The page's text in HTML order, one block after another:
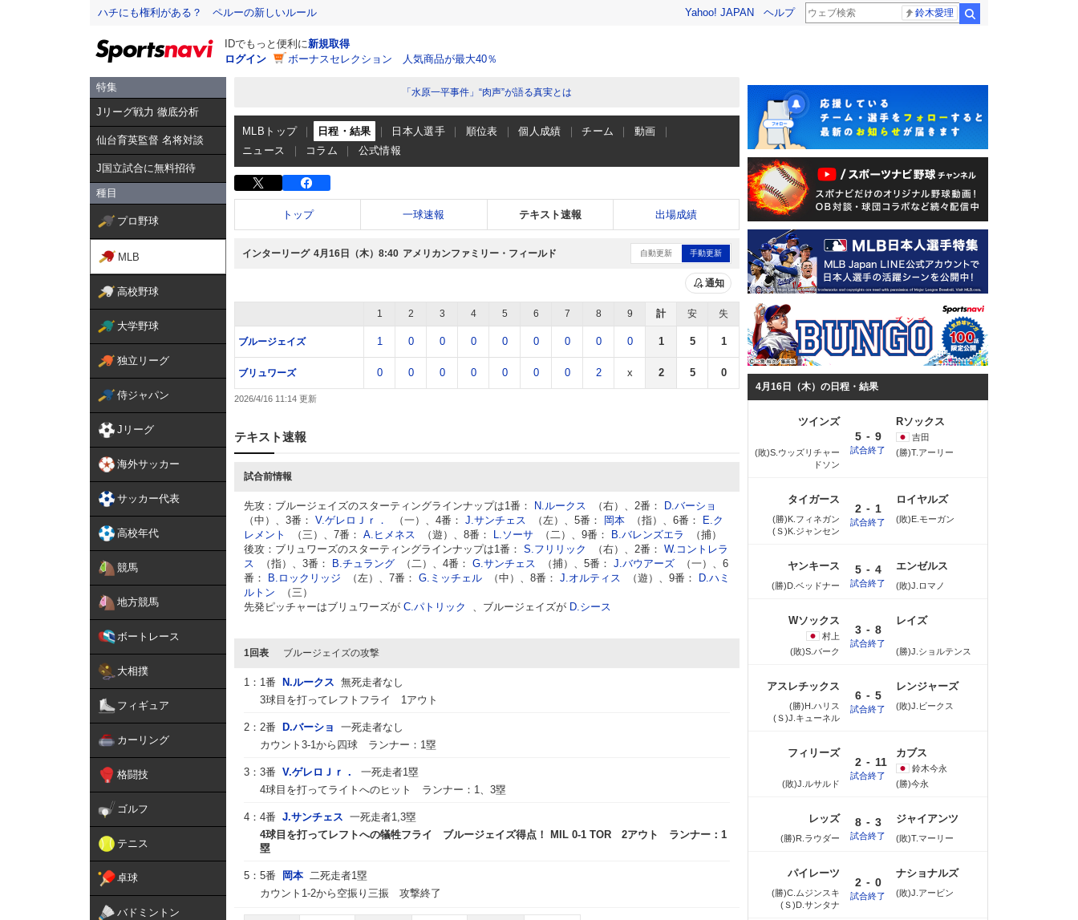
ハチにも権利がある？ ペルーの新しいルール Yahoo! JAPAN ヘルプ 鈴木愛理
IDでもっと便利に新規取得
ログイン
ボーナスセレクション 人気商品が最大40％
特集
Jリーグ戦力 徹底分析
仙台育英監督 名将対談
J国立試合に無料招待
種目
プロ野球
MLB
高校野球
大学野球
独立リーグ
侍ジャパン
Jリーグ
海外サッカー
サッカー代表
高校年代
競馬
地方競馬
ボートレース
大相撲
フィギュア
カーリング
格闘技
ゴルフ
テニス
卓球
バドミントン
「水原一平事件」“肉声”が語る真実とは
MLBトップ 日程・結果 日本人選手 順位表 個人成績 チーム
動画
ニュース
コラム 公式情報
トップ 一球速報 テキスト速報 出場成績
インターリーグ 4月16日（木） 8:40 アメリカンファミリー・フィールド 自動更新 手動更新
通知
1 2 3 4 5 6 7 8 9 計 安 失
ブルージェイズ 1 0 0 0 0 0 0 0 0 1 5 1
ブリュワーズ 0 0 0 0 0 0 0 2 x 2 5 0
2026/4/16 11:14
テキスト速報
試合前情報
先攻：ブルージェイズのスターティングラインナップは1番： N.ルークス （右）、2番：
D.バーショ
（中）、3番： V.ゲレロＪｒ． （一）、4番： J.サンチェス （左）、5番： 岡本 （指）、6番：
E.ク
レメント
（三）、7番： A.ヒメネス （遊）、8番： L.ソーサ （二）、9番： B.バレンズエラ
（捕）
後攻：ブリュワーズのスターティングラインナップは1番： S.フリリック （右）、2番： W.コントレラ
ス
（指）、3番： B.チュラング （二）、4番： G.サンチェス （捕）、5番： J.バウアーズ
（一）、6
番：
B.ロックリッジ （左）、7番： G.ミッチェル （中）、8番： J.オルティス （遊）、9番：
D.ハミ
ルトン
（三）
先発ピッチャーはブリュワーズが C.パトリック 、ブルージェイズが D.シース
1回表 ブルージェイズの攻撃
1： 1番 N.ルークス 無死走者なし
3球目を打ってレフトフライ 1アウト
2： 2番 D.バーショ
一死走者なし
カウント3-1から四球 ランナー：1塁
3： 3番 V.ゲレロＪｒ．
一死走者1塁
4球目を打ってライトへのヒット ランナー：1、3塁
4： 4番 J.サンチェス 一死走者1,3塁
4球目を打ってレフトへの犠牲フライ ブルージェイズ得点！ MIL 0-1 TOR 2アウト ランナー：1
塁
5： 5番 岡本 二死走者1塁
カウント1-2から空振り三振 攻撃終了
4月16日（木）の日程・結果
ツインズ
(敗)S.ウッズリチャー
ドソン
5 - 9
試合終了
Rソックス
吉田
(勝)T.アーリー
タイガース
(勝)K.フィネガン
(Ｓ)K.ジャンセン
2 - 1
試合終了
ロイヤルズ
(敗)E.モーガン
ヤンキース
(勝)D.ベッドナー
5 - 4
試合終了
エンゼルス
(敗)J.ロマノ
Wソックス
村上
(敗)S.バーク
3 - 8
試合終了
レイズ
(勝)J.ショルテンス
アスレチックス
(勝)H.ハリス
(Ｓ)J.キューネル
6 - 5
試合終了
レンジャーズ
(敗)J.ビークス
フィリーズ
(敗)J.ルサルド
2 - 11
試合終了
カブス
鈴木今永
(勝)今永
レッズ
(勝)R.ラウダー
8 - 3
試合終了
ジャイアンツ
(敗)T.マーリー
パイレーツ
(勝)C.ムジンスキ
(Ｓ)D.サンタナ
2 - 0
試合終了
ナショナルズ
(敗)J.アービン